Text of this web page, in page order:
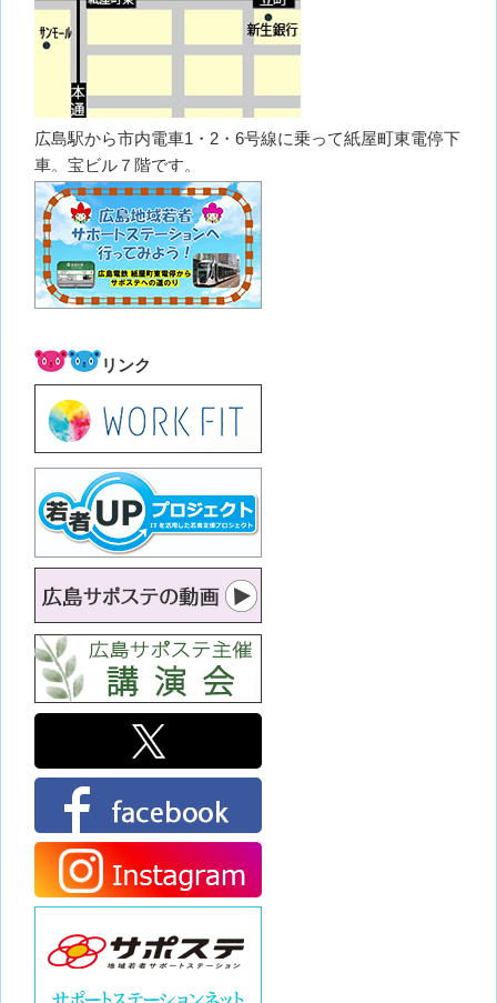
広島駅から市内電車1・2・6号線に乗って紙屋町東電停下
車。宝ビル７階です。
リンク